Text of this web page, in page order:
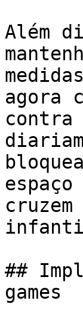
Além
agora
contra
##
games